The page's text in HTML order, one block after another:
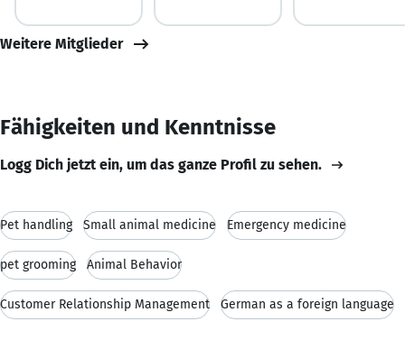
Weitere Mitglieder
Fähigkeiten und Kenntnisse
Logg Dich jetzt ein, um das ganze Profil zu sehen.
Pet handling Small animal medicine Emergency medicine
pet grooming Animal Behavior
Customer Relationship Management German as a foreign language